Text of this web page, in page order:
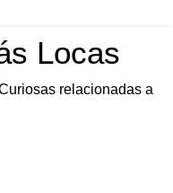
Locas
relacionadas a